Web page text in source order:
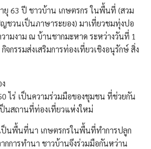
ยุ 63 ปี ชาวบ้าน เกษตรกร ในพื้นที่ (สวม
ชวนเป็นภาษาระยอง) มาเที่ยวชมทุ่งปอ
ามงาม ณ บ้านชากมะหาด ระหว่างวันที่ 1
จกรรมส่งเสริมการท่องเที่ยวเชิงอนุรักษ์ สิ่ง
ไร่ เป็นความร่วมมือของชุมชน ที่ช่วยกัน
ป็นสถานที่ท่องเที่ยวแห่งใหม่
นพื้นที่นา เกษตรกรในพื้นที่ทำการปลูก
กการทำนา ชาวบ้านจึงร่วมมือกันหว่าน